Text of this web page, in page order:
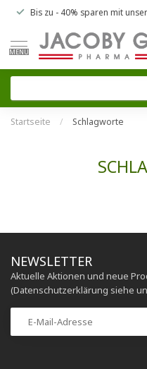
Bis zu - 40% sparen mit
MENU
Startseite / Schlagworte
NEWSLETTER
Aktuelle Aktionen und neue
(Datenschutzerklärung siehe